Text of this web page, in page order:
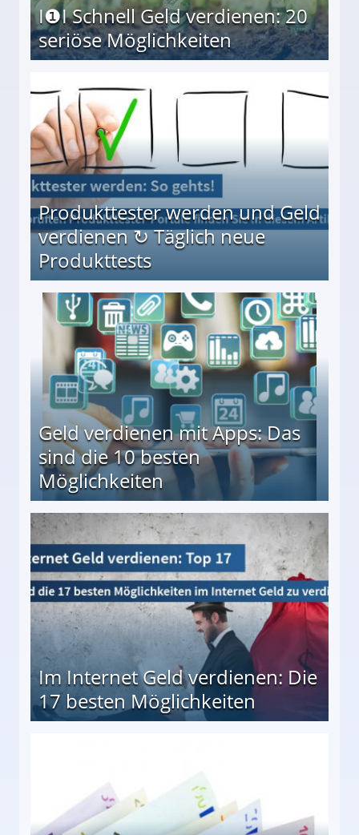
I❶I Schnell Geld verdienen: 20
seriöse Möglichkeiten
Produkttester werden und Geld
verdienen ↻ Täglich neue
Produkttests
↻ Täglich neue Produkttests
Geld verdienen mit Apps: Das
sind die 10 besten
Möglichkeiten
besten Möglichkeiten
Im Internet Geld verdienen: Die
17 besten Möglichkeiten